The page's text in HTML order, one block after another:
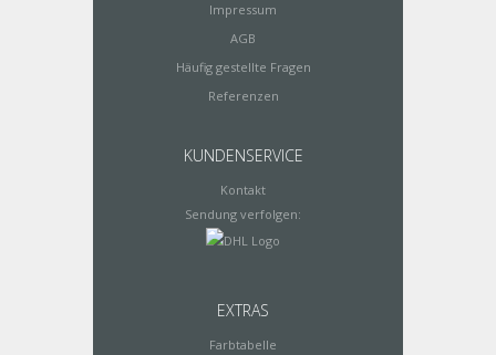
Impressum
AGB
Häufig gestellte Fragen
Referenzen
KUNDENSERVICE
Kontakt
Sendung verfolgen:
EXTRAS
Farbtabelle